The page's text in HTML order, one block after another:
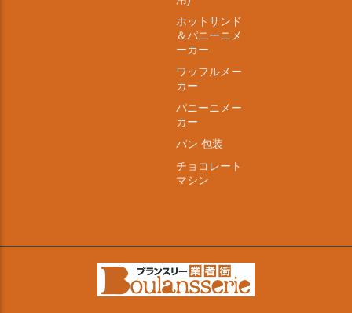
ホットサンド
＆パニーニメ
ーカー
ワッフルメー
カー
パニーニメー
カー
パン 包装
チョコレート
マシン